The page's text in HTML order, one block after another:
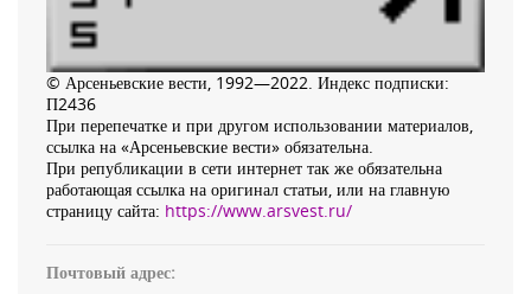
© Арсеньевские вести, 1992—2022. Индекс подписки:
П2436
При перепечатке и при другом использовании материалов,
ссылка на «Арсеньевские вести» обязательна.
При републикации в сети интернет так же обязательна
работающая ссылка на оригинал статьи, или на главную
страницу сайта: https://www.arsvest.ru/
Почтовый адрес: